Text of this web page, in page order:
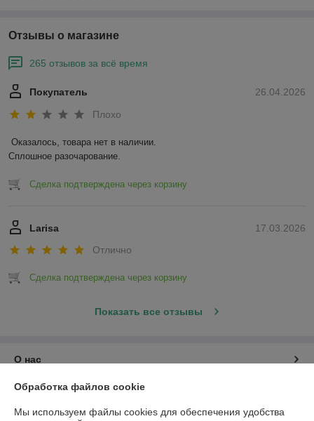
Отзывы о магазине
265 отзывов за всё время
26.04.2026
Покупатель
Плохо
Оказалось, товара нет в наличии.
Сплошное разочарование.
Сделка подтверждена через корзину
17.03.2026
Larisa
Отлично
Сделка подтверждена через корзину
Показать все отзывы
О нас
Контакты
Обработка файлов cookie
Мы используем файлы cookies для обеспечения удобства